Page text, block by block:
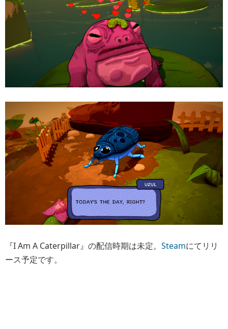
『I Am A Caterpillar』の配信時期は未定。 Steamにてリリ
ース予定です。